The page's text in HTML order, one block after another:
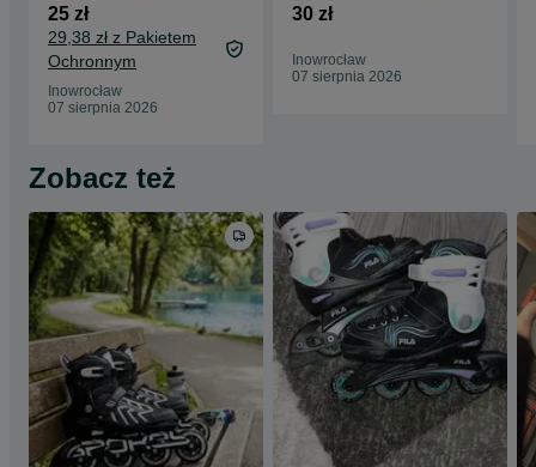
25 zł
29,38 zł z Pakietem
Ochronnym
Inowrocław
07 sierpnia 2026
30 zł
Inowrocław
07 sierpnia 2026
Zobacz też